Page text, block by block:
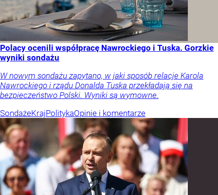
Polacy ocenili współpracę Nawrockiego i Tuska. Gorzkie
wyniki sondażu
W nowym sondażu zapytano, w jaki sposób relacje Karola
Nawrockiego i rządu Donalda Tuska przekładają się na
bezpieczeństwo Polski. Wyniki są wymowne.
SondażeKrajPolitykaOpinie i komentarze